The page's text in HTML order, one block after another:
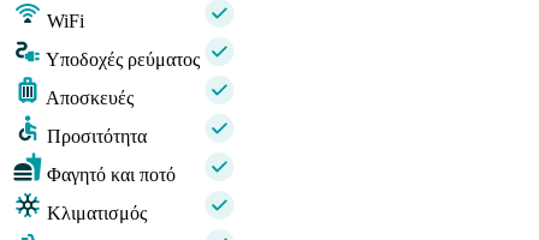
WiFi
Υποδοχές ρεύματος
Αποσκευές
Προσιτότητα
Φαγητό και ποτό
Κλιματισμός